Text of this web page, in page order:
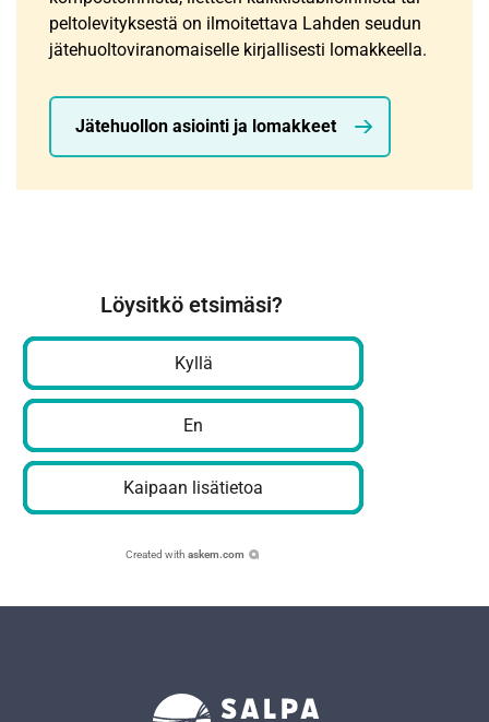
peltolevityksestä on ilmoitettava Lahden seudun
jätehuoltoviranomaiselle kirjallisesti lomakkeella.
Jätehuollon asiointi ja lomakkeet
Löysitkö etsimäsi?
Kyllä
En
Kaipaan lisätietoa
Created with askem.com